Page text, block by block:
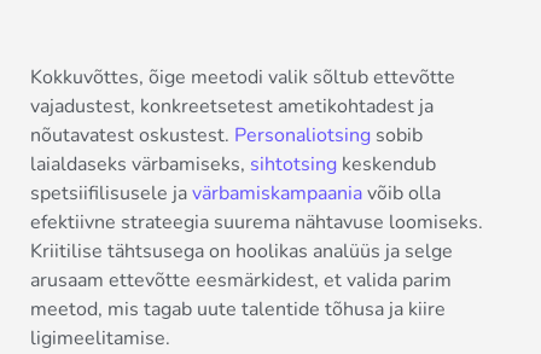
Kokkuvõttes, õige meetodi valik sõltub ettevõtte
vajadustest, konkreetsetest ametikohtadest ja
nõutavatest oskustest. Personaliotsing sobib
laialdaseks värbamiseks, sihtotsing keskendub
spetsiifilisusele javärbamiskampaaniavõib olla
efektiivne strateegia suurema nähtavuse loomiseks.
Kriitilise tähtsusega on hoolikas analüüs ja selge
arusaam ettevõtte eesmärkidest, et valida parim
meetod, mis tagab uute talentide tõhusa ja kiire
ligimeelitamise.